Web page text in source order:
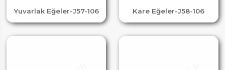
Yuvarlak Eğeler-J57-106 Kare Eğeler-J58-106